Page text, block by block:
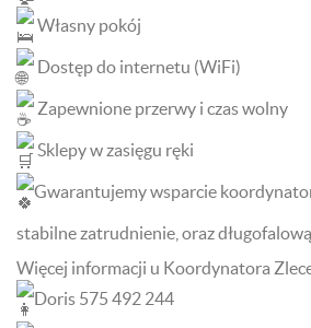
Własny pokój
Dostęp do internetu (WiFi)
Zapewnione przerwy i czas wolny
Sklepy w zasięgu ręki
Gwarantujemy wsparcie
stabilne zatrudnienie, oraz
Więcej informacji u Koordynatora
Doris 575 492 244